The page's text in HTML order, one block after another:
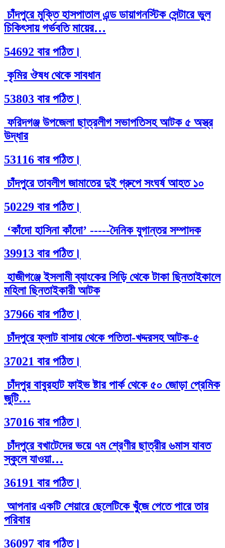
চাঁদপুরে মুক্তি হাসপাতাল এন্ড ডায়াগনস্টিক সেন্টারে ভুল
চিকিৎসায় গর্ভবতি মায়ের…
54692 বার পঠিত।
কৃমির ঔষধ থেকে সাবধান
53803 বার পঠিত।
ফরিদগঞ্জ উপজেলা ছাত্রলীগ সভাপতিসহ আটক ৫ অস্ত্র
উদ্ধার
53116 বার পঠিত।
চাঁদপুরে তাবলীগ জামাতের দুই গ্রুপে সংঘর্ষ আহত ১০
50229 বার পঠিত।
‘কাঁদো হাসিনা কাঁদো’ -----দৈনিক যুগান্তর সম্পাদক
39913 বার পঠিত।
হাজীগঞ্জে ইসলামী ব্যাংকের সিড়ি থেকে টাকা ছিনতাইকালে
মহিলা ছিনতাইকারী আটক
37966 বার পঠিত।
চাঁদপুরে ফ্লাট বাসায় থেকে পতিতা-খদ্দরসহ আটক-৫
37021 বার পঠিত।
চাঁদপুর বাবুরহাট ফাইভ ষ্টার পার্ক থেকে ৫০ জোড়া প্রেমিক
জুটি…
37016 বার পঠিত।
চাঁদপুরে বখাটেদের ভয়ে ৭ম শ্রেণীর ছাত্রীর ৬মাস যাবত
স্কুলে যাওয়া…
36191 বার পঠিত।
আপনার একটি শেয়ারে ছেলেটিকে খুঁজে পেতে পারে তার
পরিবার
36097 বার পঠিত।